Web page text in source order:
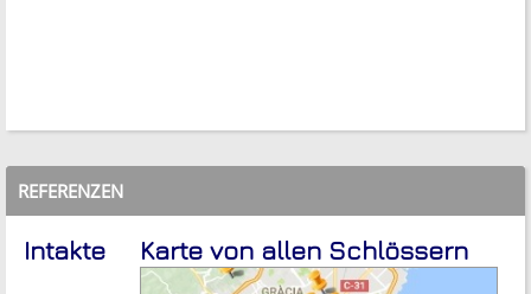
REFERENZEN
Karte von allen Schlössern
Intakte